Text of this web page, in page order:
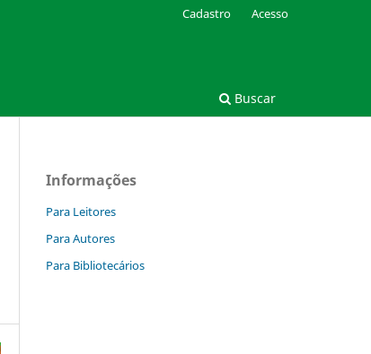
Buscar
Cadastro Acesso
Informações
Para Leitores
Para Autores
Para Bibliotecários